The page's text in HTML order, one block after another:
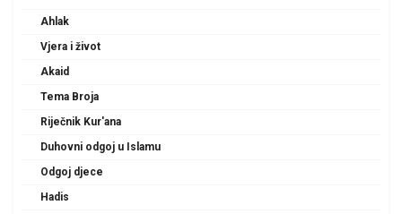
Ahlak
Vjera i život
Akaid
Tema Broja
Riječnik Kur'ana
Duhovni odgoj u Islamu
Odgoj djece
Hadis